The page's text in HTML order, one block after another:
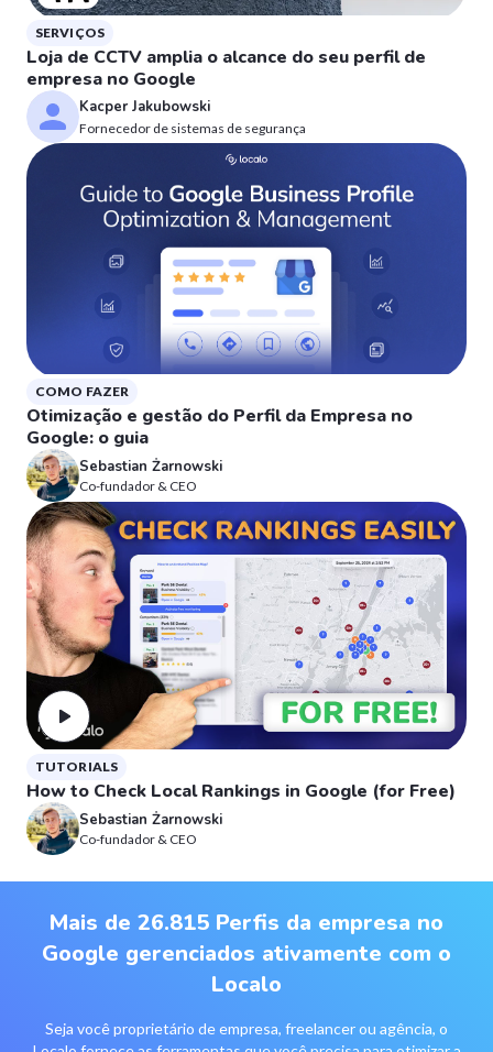
SERVIÇOS
Loja de CCTV amplia o alcance do seu perfil de
empresa no Google
Kacper Jakubowski
Fornecedor de sistemas de segurança
COMO FAZER
Otimização e gestão do Perfil da Empresa no
Google: o guia
Sebastian Żarnowski
Co-fundador & CEO
TUTORIALS
How to Check Local Rankings in Google (for Free)
Sebastian Żarnowski
Co-fundador & CEO
Mais de 26.815 Perfis da empresa no
Google gerenciados ativamente com o
Localo
Seja você proprietário de empresa, freelancer ou agência, o